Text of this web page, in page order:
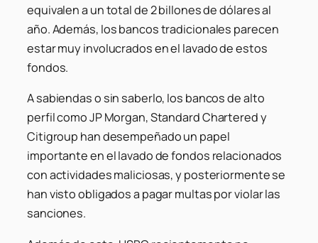
equivalen a un total de 2 billones de dólares al
año. Además, los bancos tradicionales parecen
estar muy involucrados en el lavado de estos
fondos.
A sabiendas o sin saberlo, los bancos de alto
perfil como JP Morgan, Standard Chartered y
Citigroup han desempeñado un papel
importante en el lavado de fondos relacionados
con actividades maliciosas, y posteriormente se
han visto obligados a pagar multas por violar las
sanciones.